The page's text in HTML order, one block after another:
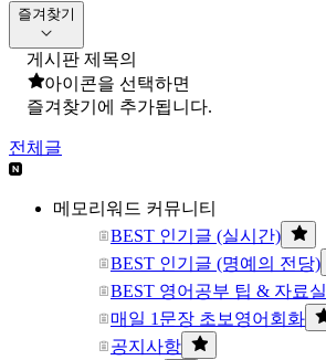
즐겨찾기
게시판 제목의
아이콘을 선택하면
즐겨찾기에 추가됩니다.
전체글
메모리워드 커뮤니티
BEST 인기글 (실시간)
BEST 인기글 (명예의 전당)
BEST 영어공부 팁 & 자료실
매일 1문장 초보영어회화
공지사항